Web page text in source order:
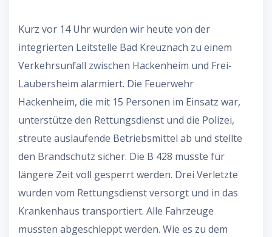
Kurz vor 14 Uhr wurden wir heute von der
integrierten Leitstelle Bad Kreuznach zu einem
Verkehrsunfall zwischen Hackenheim und Frei-
Laubersheim alarmiert. Die Feuerwehr
Hackenheim, die mit 15 Personen im Einsatz war,
unterstütze den Rettungsdienst und die Polizei,
streute auslaufende Betriebsmittel ab und stellte
den Brandschutz sicher. Die B 428 musste für
längere Zeit voll gesperrt werden. Drei Verletzte
wurden vom Rettungsdienst versorgt und in das
Krankenhaus transportiert. Alle Fahrzeuge
mussten abgeschleppt werden. Wie es zu dem